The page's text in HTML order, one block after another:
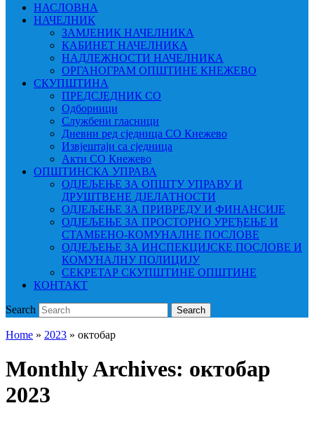
НАСЛОВНА
НАЧЕЛНИК
ЗАМЈЕНИК НАЧЕЛНИКА
КАБИНЕТ НАЧЕЛНИКА
НАДЛЕЖНОСТИ НАЧЕЛНИКА
ОРГАНОГРАМ ОПШТИНЕ КНЕЖЕВО
СКУПШТИНА
ПРЕДСЈЕДНИК СО
Одборници
Службени гласници
Дневни ред сједница СО Кнежево
Извјештаји са сједница
Акти СО Кнежево
ОПШТИНСКА УПРАВА
ОДЈЕЉЕЊЕ ЗА ОПШТУ УПРАВУ И
ДРУШТВЕНЕ ДЈЕЛАТНОСТИ
ОДЈЕЉЕЊЕ ЗА ПРИВРЕДУ И ФИНАНСИЈЕ
ОДЈЕЉЕЊЕ ЗА ПРОСТОРНО УРЕЂЕЊЕ И
СТАМБЕНО-КОМУНАЛНЕ ПОСЛОВЕ
ОДЈЕЉЕЊЕ ЗА ИНСПЕКЦИЈСКЕ ПОСЛОВЕ И
КОМУНАЛНУ ПОЛИЦИЈУ
СЕКРЕТАР СКУПШТИНЕ ОПШТИНЕ
КОНТАКТ
Search Search
Home » 2023 » октобар
Monthly Archives: октобар
2023